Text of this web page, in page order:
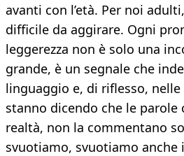
avanti con l’età. Per noi
difficile da aggirare. Ogni
leggerezza non è solo una
grande, è un segnale che
linguaggio e, di riflesso, nelle
stanno dicendo che le parole
realtà, non la commentano
svuotiamo, svuotiamo anche